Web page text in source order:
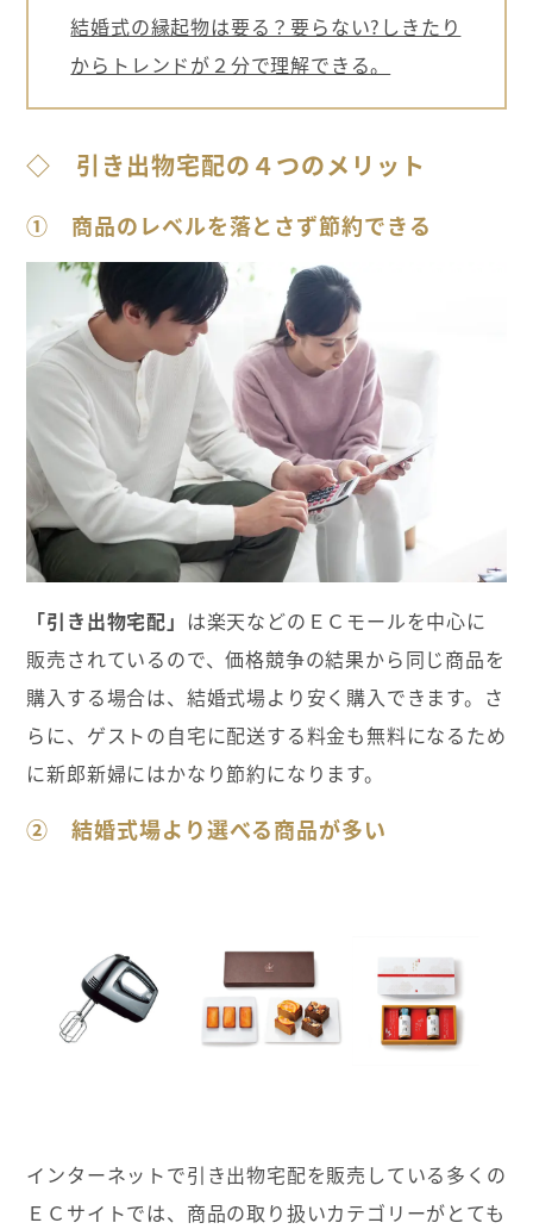
結婚式の縁起物は要る？要らない?しきたり
からトレンドが２分で理解できる。
◇ 引き出物宅配の４つのメリット
① 商品のレベルを落とさず節約できる
「引き出物宅配」 は楽天などのＥＣモールを中心に
販売されているので、価格競争の結果から同じ商品を
購入する場合は、結婚式場より安く購入できます。さ
らに、ゲストの自宅に配送する料金も無料になるため
に新郎新婦にはかなり節約になります。
② 結婚式場より選べる商品が多い
インターネットで引き出物宅配を販売している多くの
ＥＣサイトでは、商品の取り扱いカテゴリーがとても